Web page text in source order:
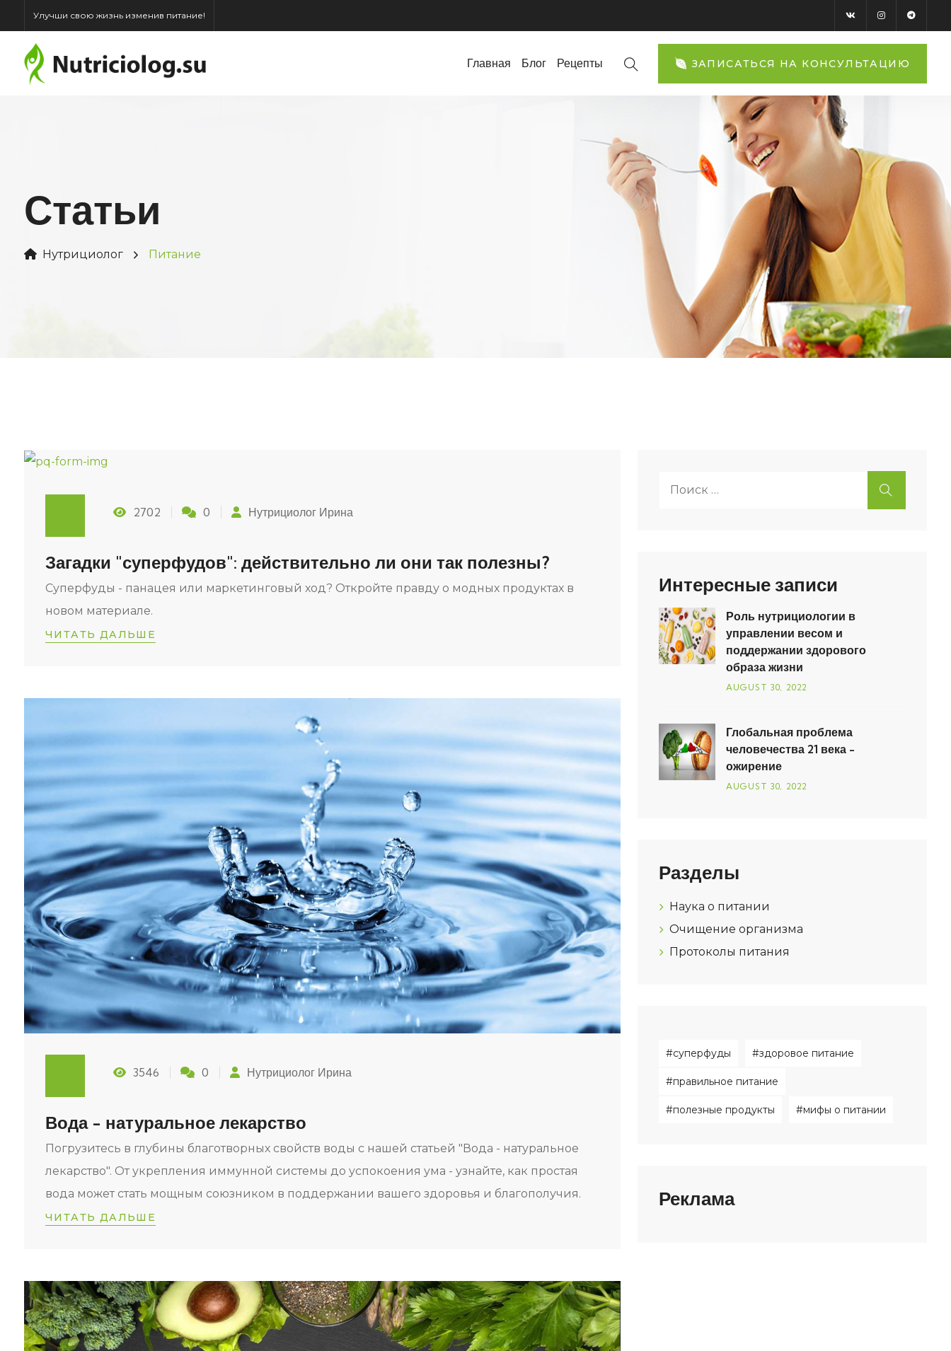
Улучши свою жизнь изменив питание!
Главная Блог Рецепты ЗАПИСАТЬСЯ НА КОНСУЛЬТАЦИЮ
Статьи
Нутрициолог Питание
2702 0 Нутрициолог Ирина
Загадки "суперфудов": действительно ли они так полезны?
Суперфуды - панацея или маркетинговый ход? Откройте правду о модных продуктах в
новом материале.
ЧИТАТЬ ДАЛЬШЕ
3546 0 Нутрициолог Ирина
Вода - натуральное лекарство
Погрузитесь в глубины благотворных свойств воды с нашей статьей "Вода - натуральное
лекарство". От укрепления иммунной системы до успокоения ума - узнайте, как простая
вода может стать мощным союзником в поддержании вашего здоровья и благополучия.
ЧИТАТЬ ДАЛЬШЕ
Интересные записи
Роль нутрициологии в
управлении весом и
поддержании здорового
образа жизни
AUGUST 30, 2022
Глобальная проблема
человечества 21 века -
ожирение
AUGUST 30, 2022
Разделы
Наука о питании
Очищение организма
Протоколы питания
#суперфуды #здоровое питание
#правильное питание
#полезные продукты #мифы о питании
Реклама